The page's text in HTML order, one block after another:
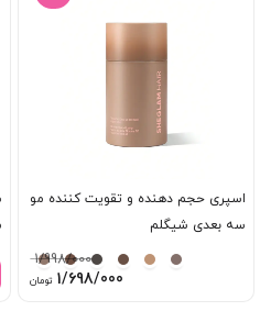
اسپری حجم دهنده و تقویت کننده مو
سه بعدی شیگلم
1/998/000
قیمت
1/698/000 تومان